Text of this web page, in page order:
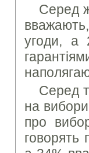
Серед
угоди, а
Серед
на
про
говорять